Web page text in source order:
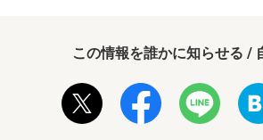
この情報を誰かに知らせる /